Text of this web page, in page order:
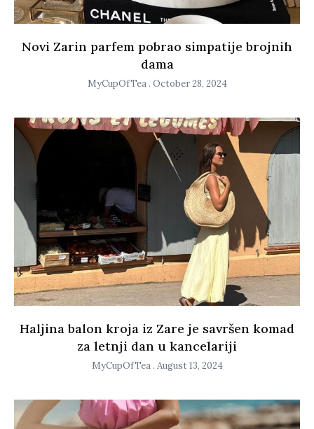
Novi Zarin parfem pobrao simpatije brojnih
dama
MyCupOfTea October 28, 2024
Haljina balon kroja iz Zare je savršen komad
za letnji dan u kancelariji
MyCupOfTea August 13, 2024